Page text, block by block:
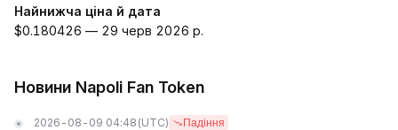
Найнижча ціна й дата
$0.180426 — 29 черв 2026 р.
Новини Napoli Fan Token
2026-08-09 04:48 (UTC) Падіння